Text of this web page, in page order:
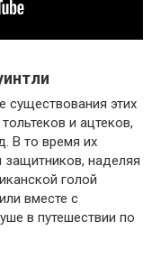
существования этих
и ацтеков,
В то время их
защитников, наделяя
голой
вместе с
в путешествии по